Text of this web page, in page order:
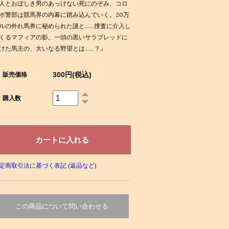
とおぼしき男のあっけない死にのぞみ、コロ
警部は競馬界の内幕に踏み込んでいく。20万
の外れ馬券に秘められた謎と……捜査に介入し
るマフィアの影。一頭の黒いサラブレッドに
た馬主の、大いなる野望とは……？』
販売価格 300円(税込)
購入数
商取引法に基づく表記 (返品など)
この商品について問い合わせる